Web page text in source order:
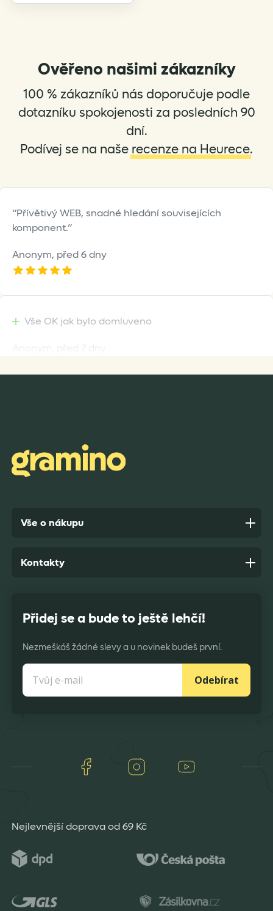
multiple
may
chosen
on
page
Ověřeno našimi zákazníky
100 % zákazníků nás doporučuje podle
dotazníku spokojenosti za posledních 90
dní.
Podívej se na naše recenze na Heurece.
Přívětivý WEB, snadné hledání souvisejících
komponent.
Anonym, před 6 dny
Vše OK jak bylo domluveno
Anonym,před 8 dny
Vše o nákupu
Přidej se a bude to ještě lehčí!
Nezmeškáš žádné slevy a u novinek budeš první.
Odebírat
Facebook Instagram
Kontakty
Nejlevnější doprava od 69 Kč